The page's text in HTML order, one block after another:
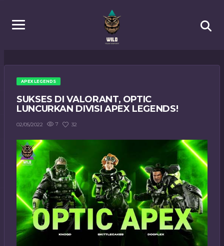
APEX LEGENDS
SUKSES DI VALORANT, OPTIC
LUNCURKAN DIVISI APEX LEGENDS!
02/05/2022 7 32